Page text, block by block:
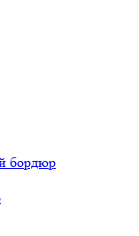
бордюр